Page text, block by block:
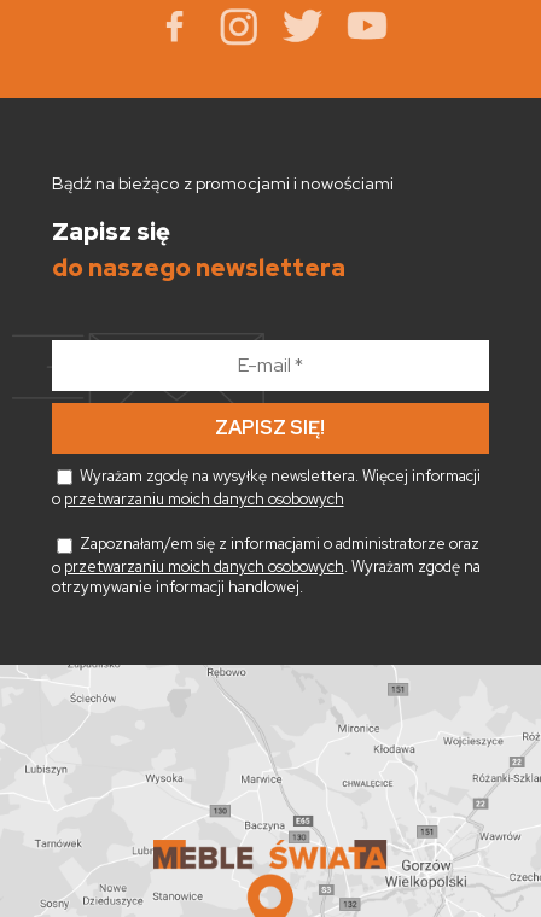
Bądź na bieżąco z promocjami i nowościami
Zapisz się
do naszego newslettera
*
Wyrażam zgodę na wysyłkę newslettera. Więcej informacji
o przetwarzaniu moich danych osobowych
Zapoznałam/em się z informacjami o administratorze oraz
o przetwarzaniu moich danych osobowych. Wyrażam zgodę na
otrzymywanie informacji handlowej.